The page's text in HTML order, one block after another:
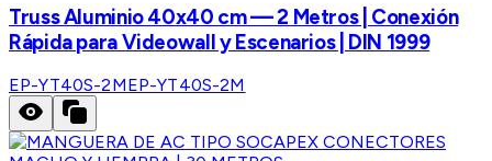
Truss Aluminio 40x40 cm — 2 Metros | Conexión
Rápida para Videowall y Escenarios | DIN 1999
EP-YT40S-2MEP-YT40S-2M